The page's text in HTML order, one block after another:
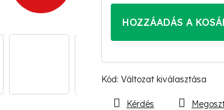
Kód: Változat kiválasztása
HOZZÁADÁS A
Kérdés